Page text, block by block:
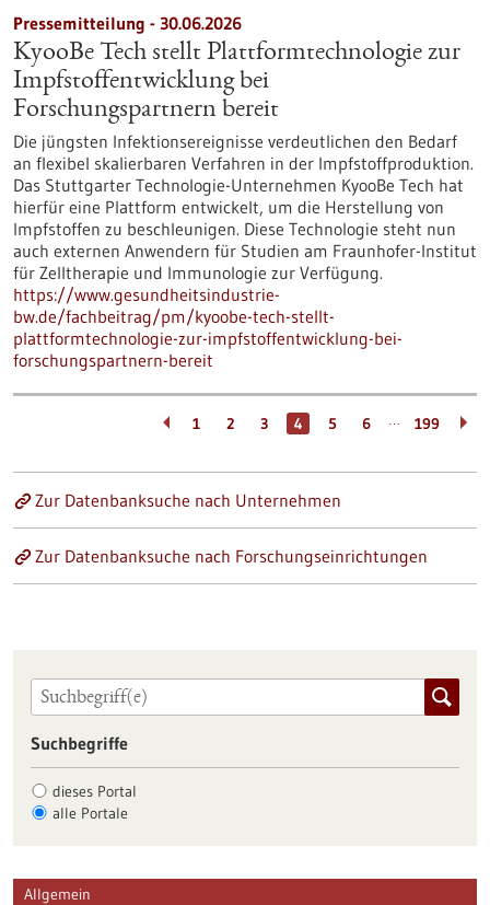
Pressemitteilung - 30.06.2026
KyooBe Tech stellt Plattformtechnologie zur
Impfstoffentwicklung bei
Forschungspartnern bereit
Die jüngsten Infektionsereignisse verdeutlichen den Bedarf
an flexibel skalierbaren Verfahren in der Impfstoffproduktion.
Das Stuttgarter Technologie-Unternehmen KyooBe Tech hat
hierfür eine Plattform entwickelt, um die Herstellung von
Impfstoffen zu beschleunigen. Diese Technologie steht nun
auch externen Anwendern für Studien am Fraunhofer-Institut
für Zelltherapie und Immunologie zur Verfügung.
https://www.gesundheitsindustrie-
bw.de/fachbeitrag/pm/kyoobe-tech-stellt-
plattformtechnologie-zur-impfstoffentwicklung-bei-
forschungspartnern-bereit
1 2 3 4 5 6 … 199
Zur Datenbanksuche nach Unternehmen
Zur Datenbanksuche nach Forschungseinrichtungen
Suchbegriffe
dieses Portal
alle Portale
Allgemein